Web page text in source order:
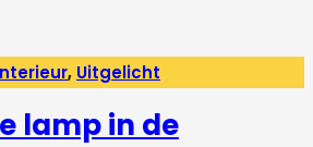
, Uitgelicht
lamp in de